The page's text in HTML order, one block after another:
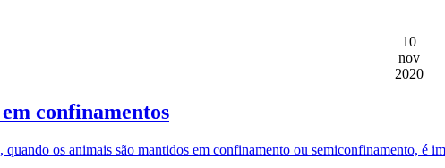
10
nov
2020
confinamentos
os animais são mantidos em confinamento ou semiconfinamento, é